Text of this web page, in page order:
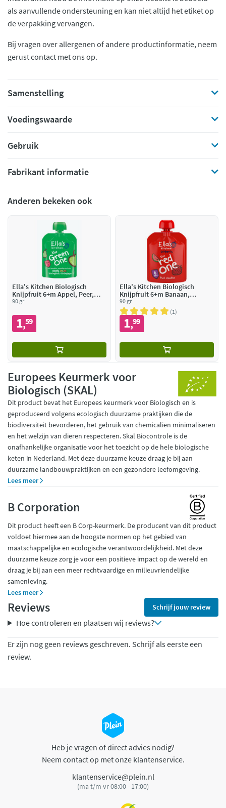
als aanvullende ondersteuning en kan niet altijd het etiket op
de verpakking vervangen.
Bij vragen over allergenen of andere productinformatie, neem
gerust contact met ons op.
Samenstelling
Voedingswaarde
Gebruik
Fabrikant informatie
Anderen bekeken ook
Ella's Kitchen Biologisch
Knijpfruit 6+m Appel, Peer,
Banaan, Kiwi
90 gr
1,59
Ella's Kitchen Biologisch
Knijpfruit 6+m Banaan,
Aardbei, Appel, Framboos &
Watermeloen
90 gr
1
1,99
Europees Keurmerk voor
Biologisch (SKAL)
Dit product bevat het Europees keurmerk voor Biologisch en is
geproduceerd volgens ecologisch duurzame praktijken die de
biodiversiteit bevorderen, het gebruik van chemicaliën minimaliseren
en het welzijn van dieren respecteren. Skal Biocontrole is de
onafhankelijke organisatie voor het toezicht op de hele biologische
keten in Nederland. Met deze duurzame keuze draag je bij aan
duurzame landbouwpraktijken en een gezondere leefomgeving.
Lees meer
B Corporation
Dit product heeft een B Corp-keurmerk. De producent van dit product
voldoet hiermee aan de hoogste normen op het gebied van
maatschappelijke en ecologische verantwoordelijkheid. Met deze
duurzame keuze zorg je voor een positieve impact op de wereld en
draag je bij aan een meer rechtvaardige en milieuvriendelijke
samenleving.
Lees meer
Reviews Schrijf jouw review
Hoe controleren en plaatsen wij reviews?
Er zijn nog geen reviews geschreven. Schrijf als eerste een
review.
Heb je vragen of direct advies nodig?
Neem contact op met onze klantenservice.
klantenservice@plein.nl
(ma t/m vr 08:00 - 17:00)